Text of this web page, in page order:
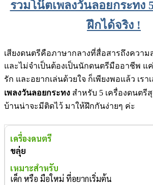
รวมโน๊ตเพลงวันลอยกระทง
ฝึกได้จริง !
เสียงดนตรีคือภาษากลางที่สื่อสารถึงความ
และไม่จำเป็นต้องเป็นนักดนตรีมืออาชีพ แ
รัก และอยากเล่นด้วยใจ ก็เพียงพอแล้ว เรา
เพลงวันลอยกระทง สำหรับ 5 เครื่องดนตรี
บ้านน่าจะมีติดไว้ มาให้ฝึกกันง่ายๆ ค่ะ
ขลุ่ย
เด็ก หรือ มือใหม่ ที่อยากเริ่มต้น